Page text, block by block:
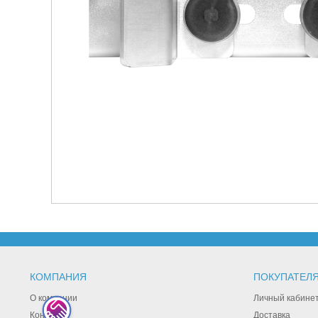
КОМПАНИЯ
О компании
Контакты
Личный
Доставка